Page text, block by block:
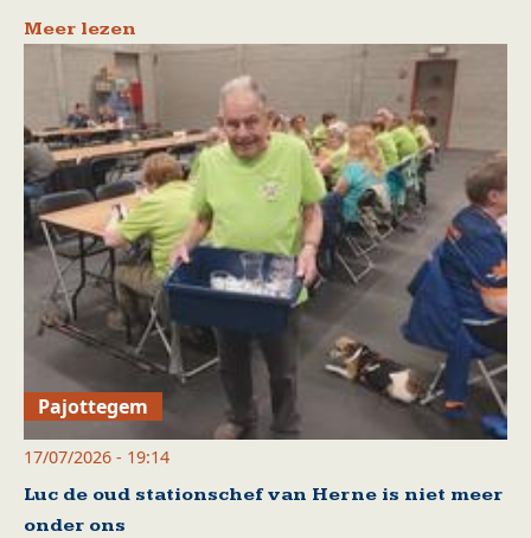
Meer lezen
Pajottegem
17/07/2026 - 19:14
Luc de oud stationschef van Herne is niet meer
onder ons